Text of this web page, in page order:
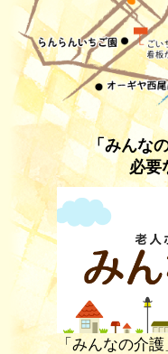
「みんな
必要
「みんなの介